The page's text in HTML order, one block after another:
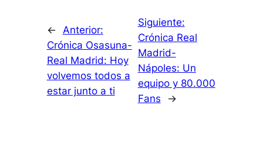
←
Anterior:
Crónica Osasuna-
Real Madrid: Hoy
volvemos todos a
estar junto a ti
Siguiente:
Crónica Real
Madrid-
Nápoles: Un
equipo y 80.000
Fans
→